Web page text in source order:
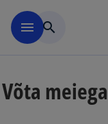
menu search
Võta